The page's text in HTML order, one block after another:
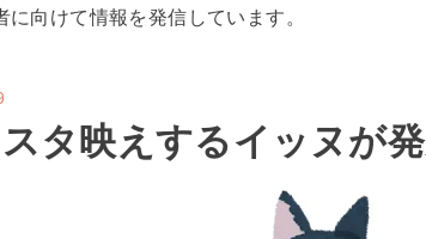
向けて情報を発信しています。
スタ映えするイッヌが